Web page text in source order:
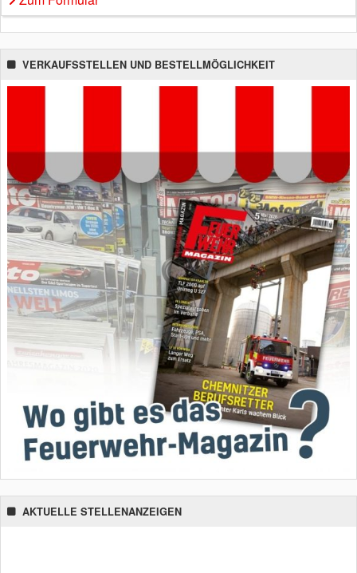
VERKAUFSSTELLEN UND BESTELLMÖGLICHKEIT
AKTUELLE STELLENANZEIGEN